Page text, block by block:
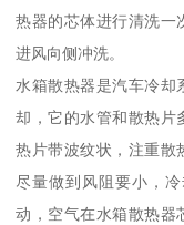
热器的芯体进行清洗一
进风向侧冲洗。
水箱散热器是汽车冷却
却，它的水管和散热片
热片带波纹状，注重散
尽量做到风阻要小，
动，空气在水箱散热器